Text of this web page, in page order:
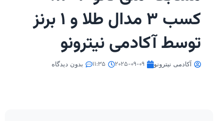
کسب 3 مدال طلا و 1 برنز
توسط آکادمی نیترونو
آکادمی نیترونو 2025-09-09
11:35 بدون دیدگاه